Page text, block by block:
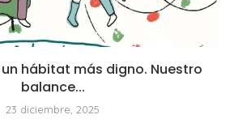
hábitat más digno. Nuestro
balance...
23 diciembre, 2025